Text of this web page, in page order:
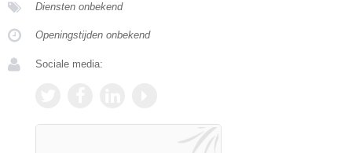
Diensten onbekend
Openingstijden onbekend
Sociale media: